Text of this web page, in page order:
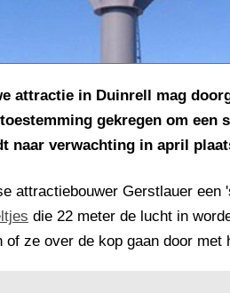
attractie in Duinrell mag
gekregen om
naar verwachting in april
attractiebouwer Gerstlauer
die 22 meter de lucht in
ze over de kop gaan door met